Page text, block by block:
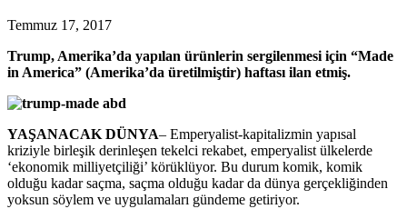
Temmuz 17, 2017
Trump, Amerika’da yapılan ürünlerin sergilenmesi için “Made
in America” (Amerika’da üretilmiştir) haftası ilan etmiş.
YAŞANACAK DÜNYA– Emperyalist-kapitalizmin yapısal
kriziyle birleşik derinleşen tekelci rekabet, emperyalist ülkelerde
‘ekonomik milliyetçiliği’ körüklüyor. Bu durum komik, komik
olduğu kadar saçma, saçma olduğu kadar da dünya gerçekliğinden
yoksun söylem ve uygulamaları gündeme getiriyor.